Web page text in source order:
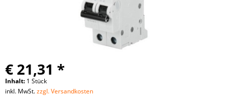
€ 21,31 *
Inhalt: 1 Stück
inkl. MwSt.zzgl. Versandkosten